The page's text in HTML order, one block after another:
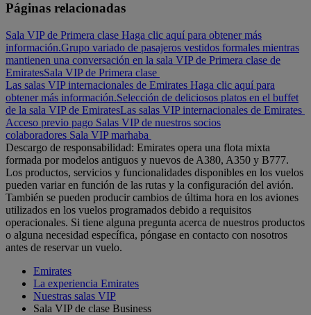
Páginas relacionadas
Sala VIP de Primera clase Haga clic aquí para obtener más
información.Grupo variado de pasajeros vestidos formales mientras
mantienen una conversación en la sala VIP de Primera clase de
EmiratesSala VIP de Primera clase
Las salas VIP internacionales de Emirates Haga clic aquí para
obtener más información.Selección de deliciosos platos en el buffet
de la sala VIP de EmiratesLas salas VIP internacionales de Emirates
Acceso previo pago Salas VIP de nuestros socios
colaboradores Sala VIP marhaba
Descargo de responsabilidad: Emirates opera una flota mixta
formada por modelos antiguos y nuevos de A380, A350 y B777.
Los productos, servicios y funcionalidades disponibles en los vuelos
pueden variar en función de las rutas y la configuración del avión.
También se pueden producir cambios de última hora en los aviones
utilizados en los vuelos programados debido a requisitos
operacionales. Si tiene alguna pregunta acerca de nuestros productos
o alguna necesidad específica, póngase en contacto con nosotros
antes de reservar un vuelo.
Emirates
La experiencia Emirates
Nuestras salas VIP
Sala VIP de clase Business